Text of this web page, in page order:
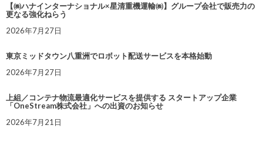
【㈱ハナインターナショナル×星清重機運輸㈱】グループ会社で販売力の
更なる強化ねらう
2026年7月27日
東京ミッドタウン八重洲でロボット配送サービスを本格始動
2026年7月27日
上組／コンテナ物流最適化サービスを提供する スタートアップ企業
「OneStream株式会社」への出資のお知らせ
2026年7月21日